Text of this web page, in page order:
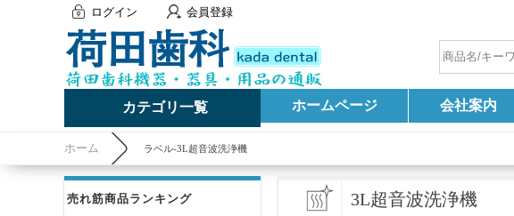
ログイン 会員登録
カテゴリ一覧 ホームページ 会社案内
ホーム ラベル-3L超音波洗浄機
売れ筋商品ランキング 3L超音波洗浄機